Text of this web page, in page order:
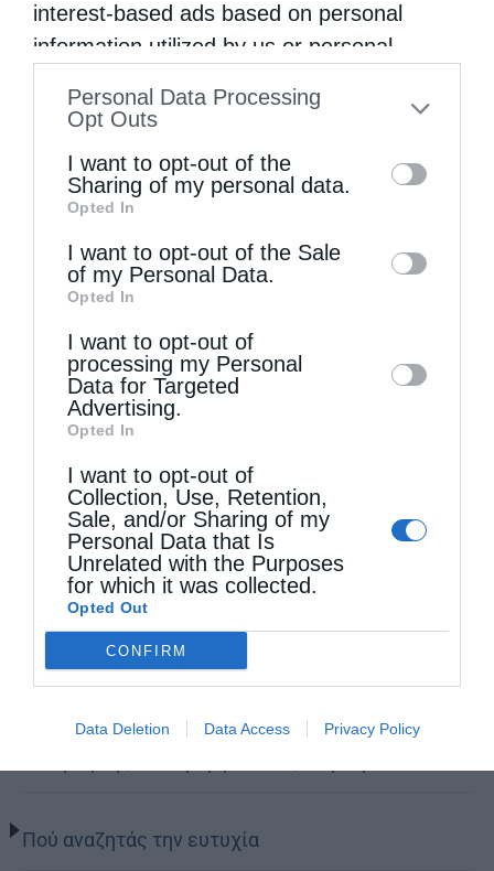
interest-based ads based on personal
information utilized by us or personal
to your opt-out. You may separately opt-out
information by third parties on the IAB’s list
of downstream participants. This
information may also be disclosed by us to
third parties on theIAB’s List of
Downstream Participants
disclose it to other third parties.
Personal Data Processing
Opt Outs
I want to opt-out of the
Sharing of my personal data.
Opted In
I want to opt-out of the Sale
of my Personal Data.
Opted In
I want to opt-out of
processing my Personal
Data for Targeted
Advertising.
Opted In
I want to opt-out of
Collection, Use, Retention,
Sale, and/or Sharing of my
Personal Data that Is
Unrelated with the Purposes
for which it was collected.
Opted Out
CONFIRM
Data Deletion Data Access Privacy Policy
Τελευταία άρθρα
Ηθική ελευθερία
Οι εθελοντές του Ελληνικού Ερυθρού Σταυρού
διέσωσαν δεκάδες οικόσιτα και άγρια ζώα στα
πύρινα μέτωπα της Δ. Αττικής
Η Εξομολόγηση
Πού αναζητάς την ευτυχία